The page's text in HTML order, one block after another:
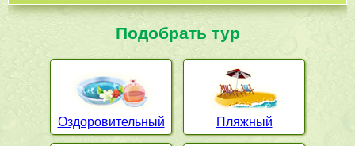
Подобрать тур
Оздоровительный Пляжный